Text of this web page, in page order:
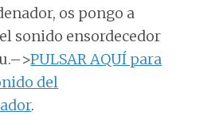
os pongo a
sonido ensordecedor
PULSAR AQUÍ para
del
.